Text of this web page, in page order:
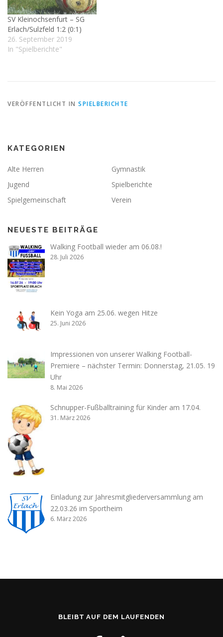
SV Kleinochsenfurt – SG
Erlach/Sulzfeld 1:2 (0:1)
26. September 2019
In "Spielberichte"
VERÖFFENTLICHT IN SPIELBERICHTE
KATEGORIEN
Alte Herren
Gymnastik
Jugend
Spielberichte
Spielgemeinschaft
Verein
NEUESTE BEITRÄGE
Walking Football wieder am 06.08.!
28. Juli 2026
Kein Yoga am 25.06. wegen Hitze
25. Juni 2026
Impressionen von unserer Walking Football-
Premiere – nächster Termin: Donnerstag, 21.05. 19
Uhr
8. Mai 2026
Schnupper-Fußballtraining für Kinder am 17.04.
31. März 2026
Einladung zur Jahresmitgliederversammlung am
22.03.26 im Sportheim
6. März 2026
BLEIBT AUF DEM LAUFENDEN